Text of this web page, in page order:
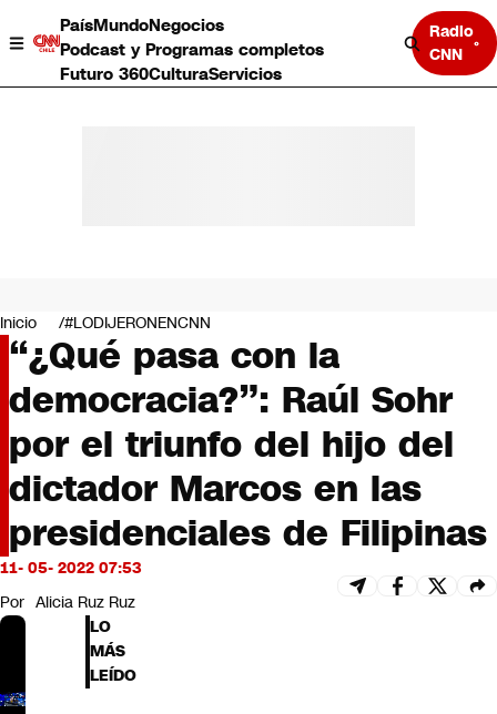
PaísMundoNegocios
Podcast y Programas completos
Futuro 360CulturaServicios
Radio
CNN
Negocios
Deportes
Programas completos
Cultura
Servicios
Bits
CNN tiempo
Futuro 360
Opinión
Inicio #LODIJERONENCNN
“¿Qué pasa con la
democracia?”: Raúl Sohr
por el triunfo del hijo del
dictador Marcos en las
presidenciales de Filipinas
11- 05- 2022 07:53
Por Alicia Ruz Ruz
LO
MÁS
LEÍDO